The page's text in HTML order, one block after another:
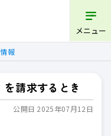
メニュー
報
請求するとき
公開日 2025年07月12日